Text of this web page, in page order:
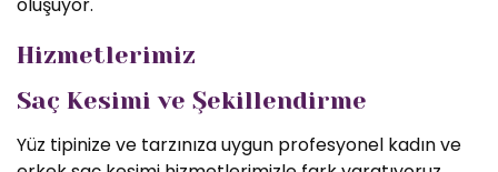
Hizmetlerimiz
Saç Kesimi ve Şekillendirme
Yüz tipinize ve tarzınıza uygun profesyonel kadın ve